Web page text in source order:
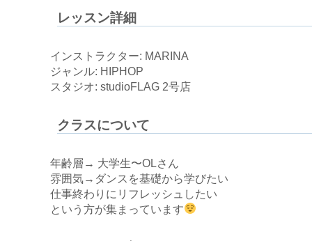
レッスン詳細
インストラクター: MARINA
ジャンル: HIPHOP
スタジオ: studioFLAG 2号店
クラスについて
年齢層→ 大学生〜OLさん
雰囲気→ダンスを基礎から学びたい
仕事終わりにリフレッシュしたい
という方が集まっています